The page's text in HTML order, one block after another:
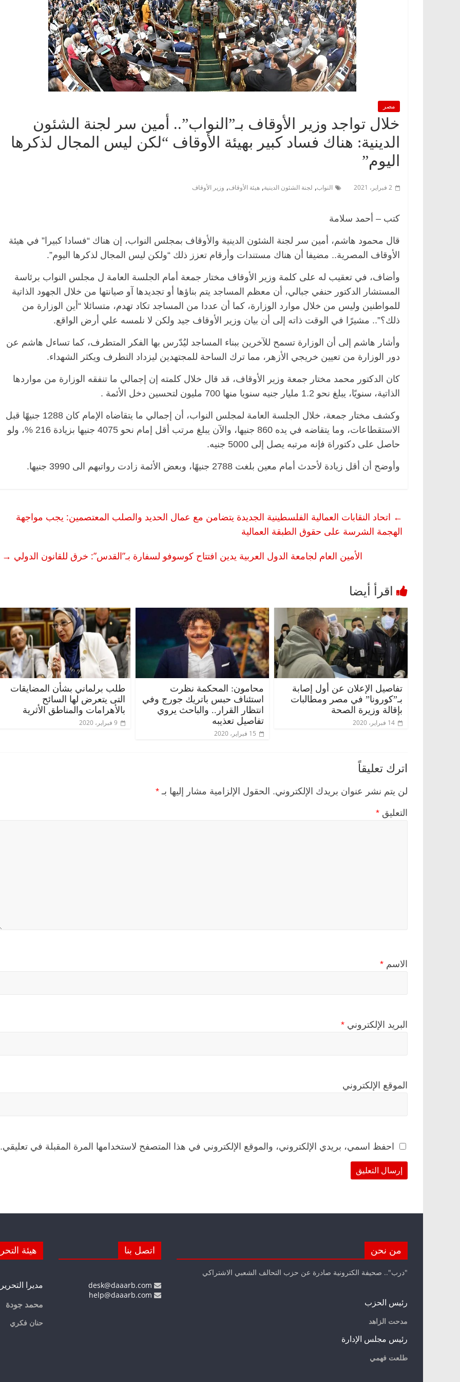
مصر
خلال تواجد وزير الأوقاف بـ”النواب”.. أمين سر لجنة الشئون
الدينية: هناك فساد كبير بهيئة الأوقاف “لكن ليس المجال لذكرها
اليوم”
2 فبراير، 2021 النواب, لجنة الشئون الدينية, هيئة الأوقاف, وزير الأوقاف
كتب – أحمد سلامة
قال محمود هاشم، أمين سر لجنة الشئون الدينية والأوقاف بمجلس النواب، إن هناك “فسادا كبيرا” في هيئة
الأوقاف المصرية.. مضيفا أن هناك مستندات وأرقام تعزز ذلك “ولكن ليس المجال لذكرها اليوم”.
وأضاف، في تعقيب له على كلمة وزير الأوقاف مختار جمعة أمام الجلسة العامة ل مجلس النواب برئاسة
المستشار الدكتور حنفي جبالي، أن معظم المساجد يتم بناؤها أو تجديدها آو صيانتها من خلال الجهود الذاتية
للمواطنين وليس من خلال موارد الوزارة، كما أن عددا من المساجد تكاد تهدم، متسائلا “أين الوزارة من
ذلك؟”.. مشيرًا في الوقت ذاته إلى أن بيان وزير الأوقاف جيد ولكن لا نلمسه علي أرض الواقع.
وأشار هاشم إلى أن الوزارة تسمح للآخرين ببناء المساجد ليُدّرس بها الفكر المتطرف، كما تساءل هاشم عن
دور الوزارة من تعيين خريجي الأزهر، مما ترك الساحة للمجتهدين ليزداد التطرف ويكثر الشهداء.
كان الدكتور محمد مختار جمعة وزير الأوقاف، قد قال خلال كلمته إن إجمالي ما تنفقه الوزارة من مواردها
الذاتية، سنويًا، يبلغ نحو 1.2 مليار جنيه سنويا منها 700 مليون لتحسين دخل الأئمة .
وكشف مختار جمعة، خلال الجلسة العامة لمجلس النواب، أن إجمالي ما يتقاضاه الإمام كان 1288 جنيهًا قبل
الاستقطاعات، وما يتقاضه في يده 860 جنيها، والآن يبلغ مرتب أقل إمام نحو 4075 جنيها بزيادة 216 %، ولو
حاصل على دكتوراة فإنه مرتبه يصل إلى 5000 جنيه.
وأوضح أن أقل زيادة لأحدث أمام معين بلغت 2788 جنيهًا، وبعض الأئمة زادت رواتبهم الى 3990 جنيها.
← اتحاد النقابات العمالية الفلسطينية الجديدة يتضامن مع عمال الحديد والصلب المعتصمين: يجب مواجهة
الهجمة الشرسة على حقوق الطبقة العمالية
الأمين العام لجامعة الدول العربية يدين افتتاح كوسوفو لسفارة بـ”القدس”: خرق للقانون الدولي →
تفاصيل الإعلان عن أول إصابة
بـ”كورونا” في مصر ومطالبات
بإقالة وزيرة الصحة
14 فبراير، 2020
محامون: المحكمة نظرت
استئناف حبس باتريك جورج وفي
انتظار القرار.. والباحث يروي
تفاصيل تعذيبه
15 فبراير، 2020
طلب برلماني بشأن المضايقات
التى يتعرض لها السائح
بالأهرامات والمناطق الأثرية
9 فبراير، 2020
اترك تعليقاً
لن يتم نشر عنوان بريدك الإلكتروني. الحقول الإلزامية مشار إليها بـ *
التعليق *
الاسم *
البريد الإلكتروني *
الموقع الإلكتروني
احفظ اسمي، بريدي الإلكتروني، والموقع الإلكتروني في هذا المتصفح لاستخدامها المرة المقبلة في تعليقي.
الحبايب
22 فبراير،
الرئيسية ناس وناس
للحرية (بروفايل)
26 يناير، 2026
فاروق.. خبير اقتصادي
ميلاده وحيداً على أبواب
من نحن
"درب".. صحيفة الكترونية صادرة عن حزب التحالف الشعبي الاشتراكي
رئيس الحزب
مدحت الزاهد
رئيس مجلس الإدارة
طلعت فهمي
اتصل بنا هيئة
مديرا التحرير
محمد جودة
حنان فكري